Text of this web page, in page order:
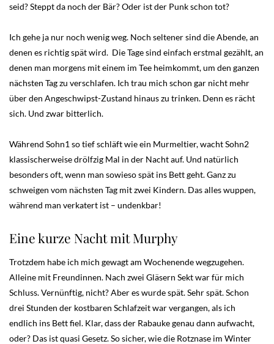
seid? Steppt da noch der Bär? Oder ist der Punk schon tot?
Ich gehe ja nur noch wenig weg. Noch seltener sind die Abende, an
denen es richtig spät wird. Die Tage sind einfach erstmal gezählt, an
denen man morgens mit einem im Tee heimkommt, um den ganzen
nächsten Tag zu verschlafen. Ich trau mich schon gar nicht mehr
über den Angeschwipst-Zustand hinaus zu trinken. Denn es rächt
sich. Und zwar bitterlich.
Während Sohn1 so tief schläft wie ein Murmeltier, wacht Sohn2
klassischerweise drölfzig Mal in der Nacht auf. Und natürlich
besonders oft, wenn man sowieso spät ins Bett geht. Ganz zu
schweigen vom nächsten Tag mit zwei Kindern. Das alles wuppen,
während man verkatert ist – undenkbar!
Eine kurze Nacht mit Murphy
Trotzdem habe ich mich gewagt am Wochenende wegzugehen.
Alleine mit Freundinnen. Nach zwei Gläsern Sekt war für mich
Schluss. Vernünftig, nicht? Aber es wurde spät. Sehr spät. Schon
drei Stunden der kostbaren Schlafzeit war vergangen, als ich
endlich ins Bett fiel. Klar, dass der Rabauke genau dann aufwacht,
oder? Das ist quasi Gesetz. So sicher, wie die Rotznase im Winter